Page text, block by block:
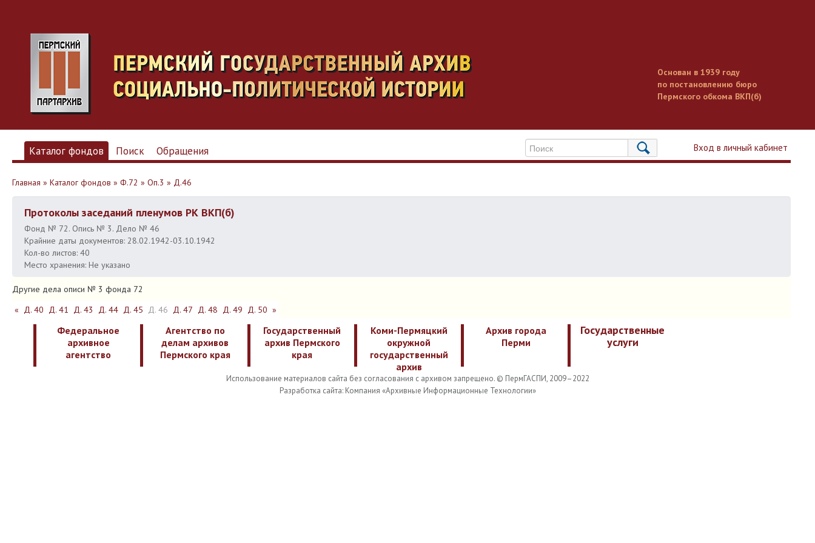
Основан в 1939 году
по постановлению бюро
Пермского обкома ВКП(б)
Вход в личный кабинет
Каталог фондов Поиск Обращения
Главная » Каталог фондов » Ф.72 » Оп.3 » Д.46
Протоколы заседаний пленумов РК ВКП(б)
Фонд № 72. Опись № 3. Дело № 46
Крайние даты документов: 28.02.1942-03.10.1942
Кол-во листов: 40
Место хранения: Не указано
Другие дела описи № 3 фонда 72
« Д. 40 Д. 41 Д. 43 Д. 44 Д. 45 Д. 46 Д. 47 Д. 48 Д. 49 Д. 50 »
Федеральное
архивное
агентство
Агентство по
делам архивов
Пермского края
Государственный
архив Пермского
края
Коми-Пермяцкий
окружной
государственный
архив
Архив города
Перми
Государственные
услуги
Использование материалов сайта без согласования с архивом запрещено. © ПермГАСПИ, 2009–2022
Разработка сайта: Компания «Архивные Информационные Технологии»